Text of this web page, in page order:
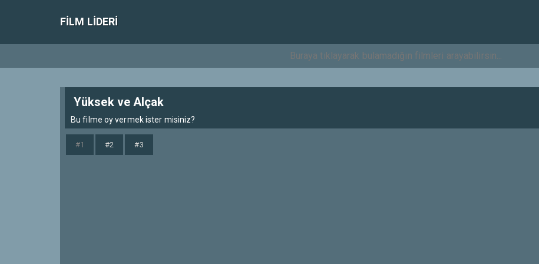
FILM LIDERI
Yüksek ve Alçak
Bu filme oy vermek ister misiniz?
#1 #2 #3